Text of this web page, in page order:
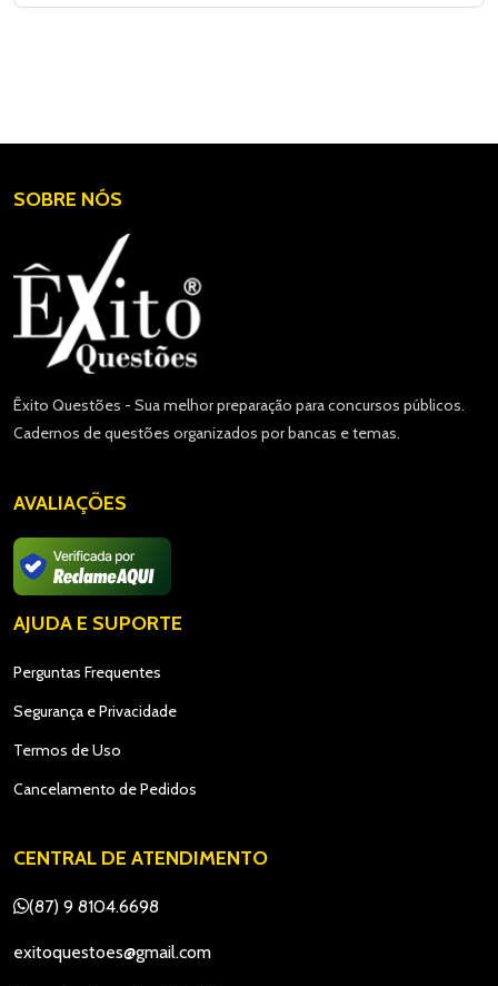
SOBRE NÓS
Êxito Questões - Sua melhor preparação para concursos públicos.
Cadernos de questões organizados por bancas e temas.
AVALIAÇÕES
AJUDA E SUPORTE
Perguntas Frequentes
Segurança e Privacidade
Termos de Uso
Cancelamento de Pedidos
CENTRAL DE ATENDIMENTO
(87) 9 8104.6698
exitoquestoes@gmail.com